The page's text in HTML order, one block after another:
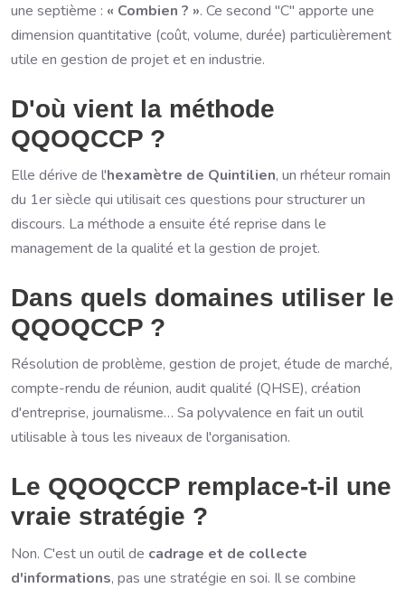
une septième : « Combien ? ». Ce second "C" apporte une
dimension quantitative (coût, volume, durée) particulièrement
utile en gestion de projet et en industrie.
D'où vient la méthode
QQOQCCP ?
Elle dérive de l'hexamètre de Quintilien, un rhéteur romain
du 1er siècle qui utilisait ces questions pour structurer un
discours. La méthode a ensuite été reprise dans le
management de la qualité et la gestion de projet.
Dans quels domaines utiliser le
QQOQCCP ?
Résolution de problème, gestion de projet, étude de marché,
compte-rendu de réunion, audit qualité (QHSE), création
d'entreprise, journalisme… Sa polyvalence en fait un outil
utilisable à tous les niveaux de l'organisation.
Le QQOQCCP remplace-t-il une
vraie stratégie ?
Non. C'est un outil de cadrage et de collecte
d'informations, pas une stratégie en soi. Il se combine